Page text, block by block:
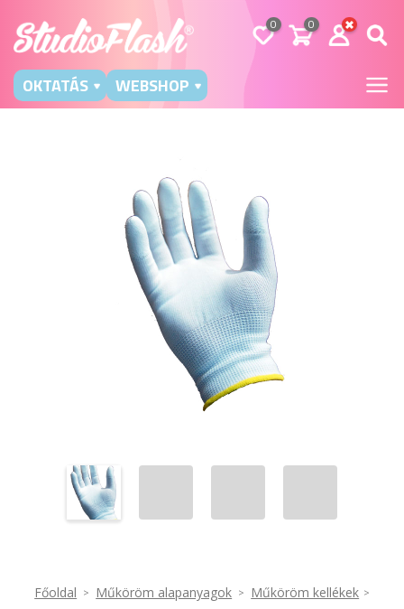
0 0
OKTATÁS WEBSHOP
Főoldal Műköröm alapanyagok Műköröm kellékek